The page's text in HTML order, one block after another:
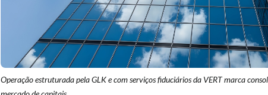
Operação estruturada pela GLK e com serviços fiduciários da VERT marca